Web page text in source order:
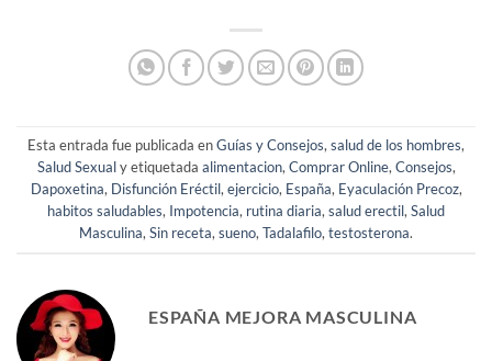
Esta entrada fue publicada enGuías y Consejos, salud de los hombres,
Salud Sexualy etiquetada alimentacion, Comprar Online, Consejos,
Dapoxetina, Disfunción Eréctil, ejercicio, España, Eyaculación Precoz,
habitos saludables, Impotencia, rutina diaria, salud erectil, Salud
Masculina, Sin receta, sueno, Tadalafilo, testosterona.
ESPAÑA MEJORA MASCULINA